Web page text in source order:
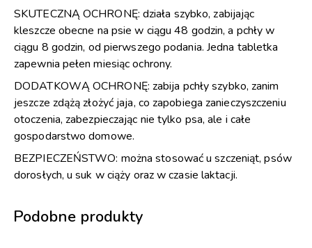
SKUTECZNĄ OCHRONĘ: działa szybko, zabijając
kleszcze obecne na psie w ciągu 48 godzin, a pchły w
ciągu 8 godzin, od pierwszego podania. Jedna tabletka
zapewnia pełen miesiąc ochrony.
DODATKOWĄ OCHRONĘ: zabija pchły szybko, zanim
jeszcze zdążą złożyć jaja, co zapobiega zanieczyszczeniu
otoczenia, zabezpieczając nie tylko psa, ale i całe
gospodarstwo domowe.
BEZPIECZEŃSTWO: można stosować u szczeniąt, psów
dorosłych, u suk w ciąży oraz w czasie laktacji.
Podobne produkty